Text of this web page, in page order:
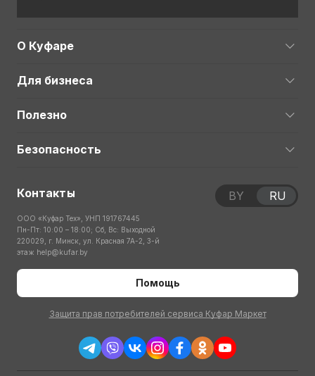
О Куфаре
Для бизнеса
Полезно
Безопасность
Контакты
ООО «Куфар Тех», УНП 191767445
Пн-Пт: 10:00 – 18:00; Сб, Вс: Выходной
220029, г. Минск, ул. Красная 7А-2, 3-й
этаж help@kufar.by
Помощь
Защита прав потребителей сервиса Куфар Маркет
BY RU